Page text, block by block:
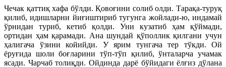
Чечак қаттиқ хафа бўлди. Қовоғини солиб олди. Тарақа-туруқ
қилиб, идишларни йиғиштириб тугунга жойлади-ю, индамай
ўрнидан туриб, кетиб қолди. Уни кузатиб ҳам қўймади,
ортидан ҳам қарамади. Ана шундай қўполлик қилгани учун
ҳалигача ўзини койийди. У ярим тунгача тер тўкди. Ой
ёруғида шоли боғларини тўп-тўп қилиб, ўнталарча учамак
ясади. Чарчаб толиқди. Ойдинда дарё бўйидаги ёлғиз дўлана